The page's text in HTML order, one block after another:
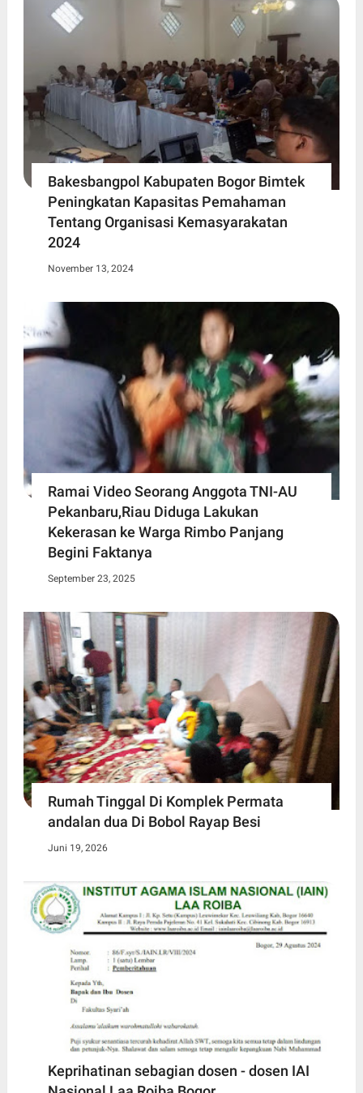
Bakesbangpol Kabupaten Bogor Bimtek
Peningkatan Kapasitas Pemahaman
Tentang Organisasi Kemasyarakatan
2024
November 13, 2024
Ramai Video Seorang Anggota TNI-AU
Pekanbaru,Riau Diduga Lakukan
Kekerasan ke Warga Rimbo Panjang
Begini Faktanya
September 23, 2025
Rumah Tinggal Di Komplek Permata
andalan dua Di Bobol Rayap Besi
Juni 19, 2026
Keprihatinan sebagian dosen - dosen IAI